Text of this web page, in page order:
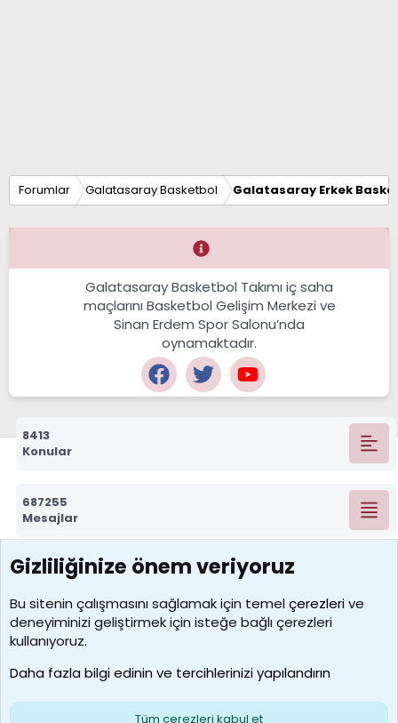
Forumlar Galatasaray Basketbol Galatasaray Erkek
Galatasaray Basketbol Takımı iç saha
maçlarını Basketbol Gelişim Merkezi ve
Sinan Erdem Spor Salonu’nda
oynamaktadır.
8413
Konular
687255
Mesajlar
7388
Kullanıcılar
borabekirogluu
Son üye
Çerezler
Gizliliğinize önem veriyoruz
Bu sitenin çalışmasını sağlamak için temelçerezlerive
deneyiminizi geliştirmek için isteğe bağlı çerezleri
kullanıyoruz.
Daha fazla bilgi edinin ve tercihlerinizi yapılandırın
Tüm çerezleri kabul et